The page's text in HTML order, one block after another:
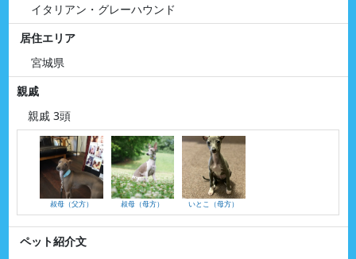
イタリアン・グレーハウンド
居住エリア
宮城県
親戚
親戚 3頭
叔母（父方） 叔母（母方） いとこ（母方）
ペット紹介文